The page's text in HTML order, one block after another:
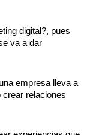
digital?, pues
va a dar
empresa lleva a
relaciones